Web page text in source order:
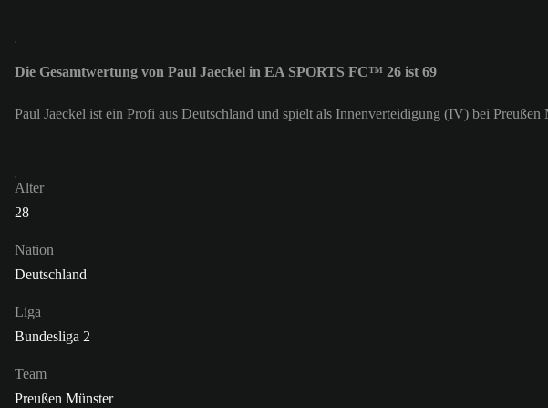
Die Gesamtwertung von Paul Jaeckel in EA SPORTS FC™ 26 ist 69
Paul Jaeckel ist ein Profi aus Deutschland und spielt als Innenverteidigung (IV) bei
Alter
28
Nation
Deutschland
Liga
Bundesliga 2
Team
Preußen Münster